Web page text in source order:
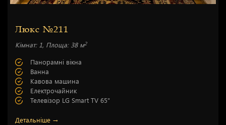
Люкс №211
Кімнат: 1, Площа: 38 м2
Панорамні вікна
Ванна
Кавова машина
Електрочайник
Телевізор LG Smart TV 65"
Детальніше →